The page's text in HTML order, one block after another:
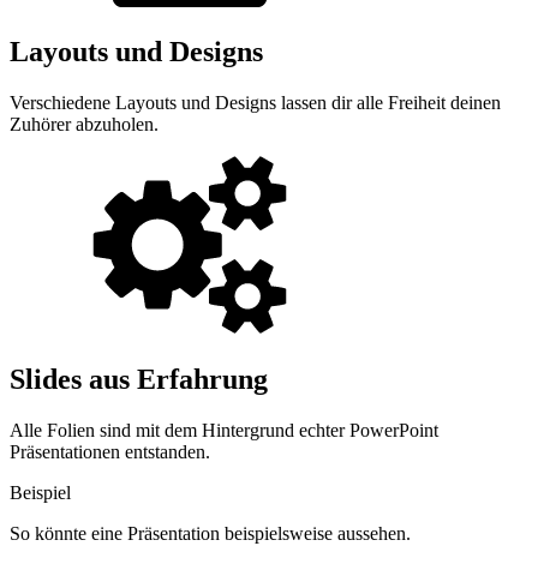
Layouts und Designs
Verschiedene Layouts und Designs lassen dir alle Freiheit deinen
Zuhörer abzuholen.
Slides aus Erfahrung
Alle Folien sind mit dem Hintergrund echter PowerPoint
Präsentationen entstanden.
Beispiel
So könnte eine Präsentation beispielsweise aussehen.